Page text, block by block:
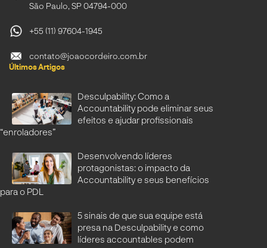
São Paulo, SP 04794-000
+55 (11) 97604-1945
contato@joaocordeiro.com.br
Últimos Artigos
Desculpability: Como a
Accountability pode eliminar seus
efeitos e ajudar profissionais
“enroladores”
Desenvolvendo líderes
protagonistas: o impacto da
Accountability e seus benefícios
para o PDL
5 sinais de que sua equipe está
presa na Desculpability e como
líderes accountables podem